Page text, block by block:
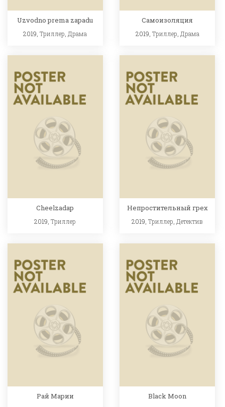
Uzvodno prema zapadu
2019,Триллер Драма
Самоизоляция
2019, Триллер Драма
Cheelzadap
2019,Триллер
Непростительный грех
2019,Триллер,Детектив
Рай Марии Black Moon